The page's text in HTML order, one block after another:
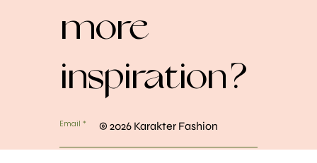
Email
more
inspiration?
© 2026 Karakter Fashion